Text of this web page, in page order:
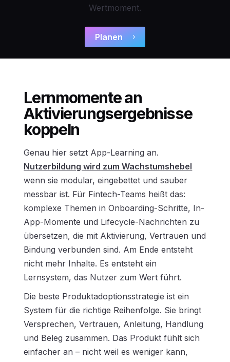
Wertmoment.
Planen
Lernmomente an
Aktivierungsergebnisse
koppeln
Genau hier setzt App-Learning an.
Nutzerbildung wird zum Wachstumshebel
wenn sie modular, eingebettet und sauber
messbar ist. Für Fintech-Teams heißt das:
komplexe Themen in Onboarding-Schritte, In-
App-Momente und Lifecycle-Nachrichten zu
übersetzen, die mit Aktivierung, Vertrauen und
Bindung verbunden sind. Am Ende entsteht
nicht mehr Inhalte. Es entsteht ein
Lernsystem, das Nutzer zum Wert führt.
Die beste Produktadoptionsstrategie ist ein
System für die richtige Reihenfolge. Sie bringt
Versprechen, Vertrauen, Anleitung, Handlung
und Beleg zusammen. Das Produkt fühlt sich
einfacher an – nicht weil es weniger kann,